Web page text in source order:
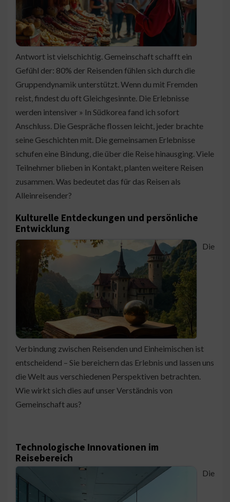
Antwort ist vielschichtig. Gemeinschaft schafft ein
Gefühl der: 80% der Reisenden fühlen sich durch die
Gruppendynamik unterstützt. Wenn du mit Fremden
reist, findest du oft Gleichgesinnte. Die Erlebnisse
werden intensiver » In Südkorea fand ich sofort
Anschluss. Die Gespräche flossen leicht, jeder brachte
seine Geschichten mit. Die gemeinsamen Erlebnisse
schufen eine Bindung, die über die Reise hinausging. Viele
Teilnehmer blieben in Kontakt, planten weitere Reisen
zusammen. Was bedeutet das für das Reisen als
Alleinreisender?
Kulturelle Entdeckungen und persönliche
Entwicklung
Die
Verbindung zwischen Reisenden und Einheimischen ist
entscheidend – Sie bereichern das Erlebnis und lassen uns
die Welt aus verschiedenen Perspektiven betrachten.
Wie wirkt sich dies auf unser Verständnis von
Gemeinschaft aus?
Technologische Innovationen im
Reisebereich
Die